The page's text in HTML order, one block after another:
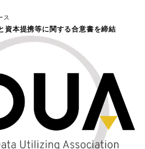
ス
資本提携等に関する合意書を締結